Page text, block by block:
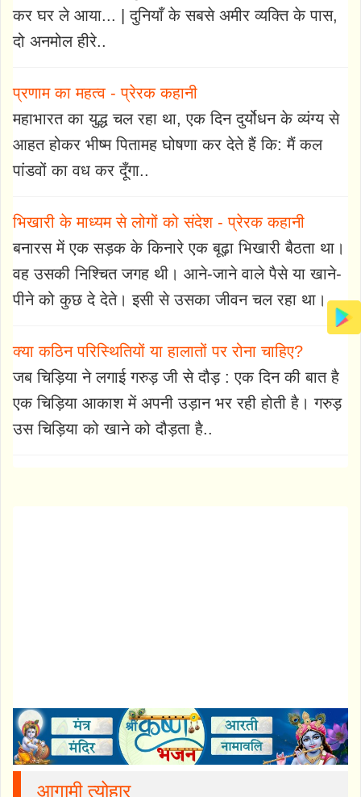
कर घर ले आया... | दुनियाँ के सबसे अमीर व्यक्ति के पास,
दो अनमोल हीरे..
प्रणाम का महत्व - प्रेरक कहानी
महाभारत का युद्ध चल रहा था, एक दिन दुर्योधन के व्यंग्य से
आहत होकर भीष्म पितामह घोषणा कर देते हैं कि: मैं कल
पांडवों का वध कर दूँगा..
भिखारी के माध्यम से लोगों को संदेश - प्रेरक कहानी
बनारस में एक सड़क के किनारे एक बूढ़ा भिखारी बैठता था।
वह उसकी निश्चित जगह थी। आने-जाने वाले पैसे या खाने-
पीने को कुछ दे देते। इसी से उसका जीवन चल रहा था।
क्या कठिन परिस्थितियों या हालातों पर रोना चाहिए?
जब चिड़िया ने लगाई गरुड़ जी से दौड़ : एक दिन की बात है
एक चिड़िया आकाश में अपनी उड़ान भर रही होती है। गरुड़
उस चिड़िया को खाने को दौड़ता है..
आगामी त्योहार